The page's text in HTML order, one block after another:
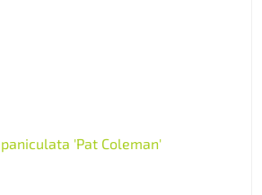
'Pat Coleman'